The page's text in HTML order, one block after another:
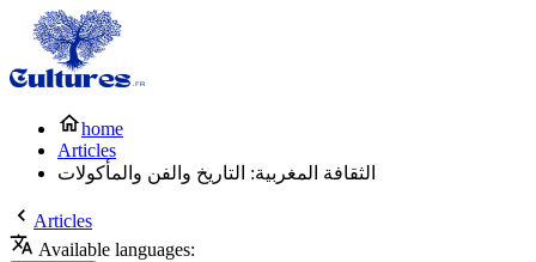
home
Articles
الثقافة المغربية: التاريخ والفن والمأكولات
Articles
Available languages: